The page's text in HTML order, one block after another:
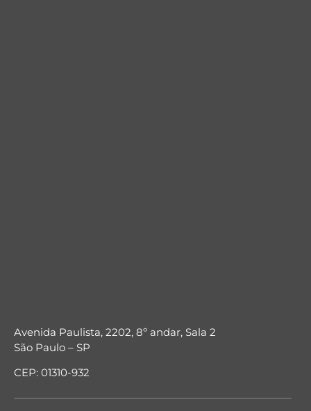
Avenida Paulista, 2202, 8º andar, Sala 2
São Paulo – SP
CEP: 01310-932